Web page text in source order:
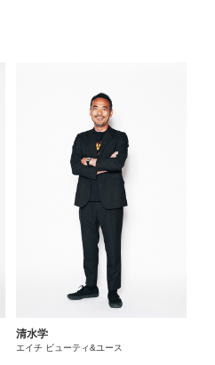
清水学
エイチ ビューティ&ユース